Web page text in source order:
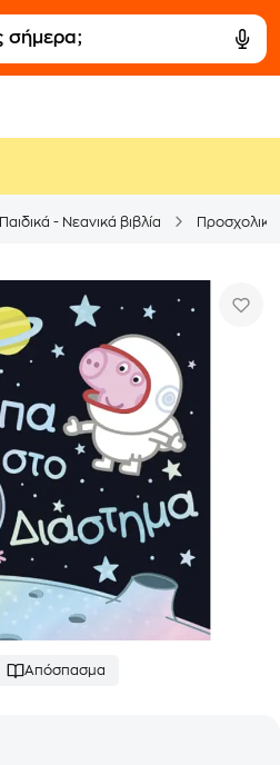
Παιδικά - Νεανικά βιβλία Προσχολικά
Απόσπασμα